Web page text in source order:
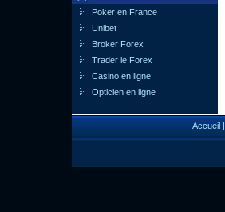
Poker en France
Unibet
Broker Forex
Trader le Forex
Casino en ligne
Opticien en ligne
Accueil|